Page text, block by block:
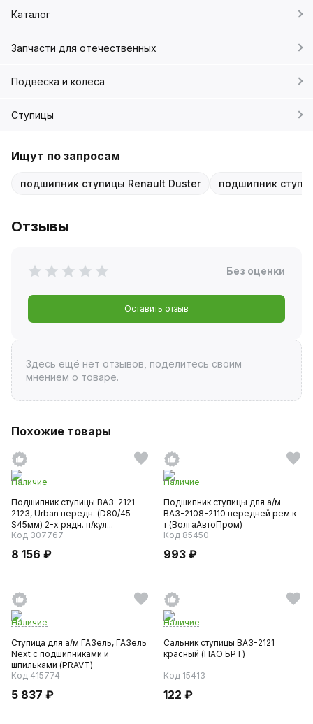
Каталог
Запчасти для отечественных
Подвеска и колеса
Ступицы
Ищут по запросам
подшипник ступицы Renault Duster подшипник
Отзывы
Без оценки
Оставить отзыв
Здесь ещё нет отзывов, поделитесь своим
мнением о товаре.
Похожие товары
Наличие
Подшипник ступицы ВАЗ-2121-
2123, Urban передн. (D80/45
S45мм) 2-х рядн. п/кул...
Код 307767
8 156 ₽
Наличие
Подшипник ступицы для а/м
ВАЗ-2108-2110 передней рем.к-
т (ВолгаАвтоПром)
Код 85450
993 ₽
Наличие
Ступица для а/м ГАЗель, ГАЗель
Next с подшипниками и
шпильками (PRAVT)
Код 415774
5 837 ₽
Наличие
Сальник ступицы ВАЗ-2121
красный (ПАО БРТ)
Код 15413
122 ₽